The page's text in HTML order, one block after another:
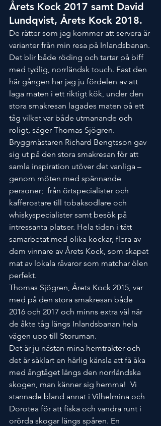
Årets Kock 2017 samt David
Lundqvist, Årets Kock 2018.
De rätter som jag kommer att servera är
varianter från min resa på Inlandsbanan.
Det blir både röding och tartar på biff
med tydlig, norrländsk touch. Fast den
här gången har jag ju fördelen av att
laga maten i ett riktigt kök, under den
stora smakresan lagades maten på ett
tåg vilket var både utmanande och
roligt, säger Thomas Sjögren.
Bryggmästaren Richard Bengtsson gav
sig ut på den stora smakresan för att
samla inspiration utöver det vanliga –
genom möten med spännande
personer;  från örtspecialister och
kafferostare till tobaksodlare och
whisky­specialister samt besök på
intressanta platser. Hela tiden i tätt
samarbetat med olika kockar, flera av
dem vinnare av Årets Kock, som skapat
mat av lokala råvaror som matchar ölen
perfekt.
Thomas Sjögren, Årets Kock 2015, var
med på den stora smakresan både
2016 och 2017 och minns extra väl när
de åkte tåg längs Inlandsbanan hela
vägen upp till Storuman.
Det är ju nästan mina hemtrakter och
det är såklart en härlig känsla att få åka
med ångtåget längs den norrländska
skogen, man känner sig hemma!  Vi
stannade bland annat i Vilhelmina och
Dorotea för att fiska och vandra runt i
orörda skogar längs spåren. En